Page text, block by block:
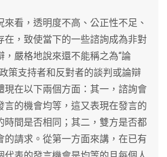
看，透明度不高、公正性不足、
在，致使當下的一些諮詢成為非對
，嚴格地說來還不能稱之為“論
策支持者和反對者的談判或論辯
現在以下兩個方面：其一，諮詢會
言的機會均等，這又表現在發言的
時間是否相同；其二，雙方是否都
的請求。從第一方面來講，在已有